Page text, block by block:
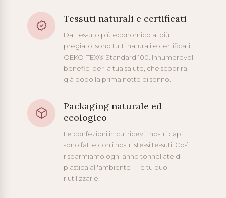
Tessuti naturali e certificati
Dal tessuto più economico al più
pregiato, sono tutti naturali e certificati
OEKO-TEX® Standard 100. Innumerevoli
benefici per la tua salute, che scoprirai
già dopo la prima notte di sonno.
Packaging naturale ed
ecologico
Le confezioni in cui ricevi i nostri capi
sono fatte con i nostri stessi tessuti. Così
risparmiamo ogni anno tonnellate di
plastica all'ambiente — e tu puoi
riutilizzarle.